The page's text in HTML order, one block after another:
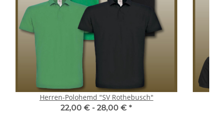
Herren-Polohemd "SV Rothebusch"
22,00 € - 28,00 € *